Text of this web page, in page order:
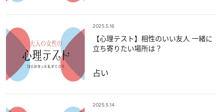
2025.5.16
【心理テスト】相性のいい友人 一緒に
立ち寄りたい場所は？
占い
2025.5.14